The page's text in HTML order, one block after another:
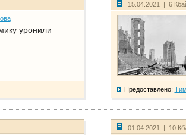
уронили
15.04.2021 | 6
Предоставлено:
01.04.2021 | 10